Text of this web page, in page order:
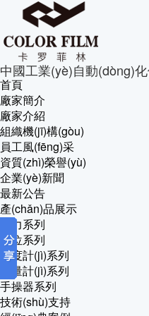
中國工業(yè)自動(dòng)
首頁
廠家簡介
廠家介紹
組織機(jī)構(gòu)
員工風(fēng)采
資質(zhì)榮譽(yù)
企業(yè)新聞
最新公告
產(chǎn)品展示
壓力系列
液位系列
密度計(jì)系列
流量計(jì)系列
手操器系列
技術(shù)支持